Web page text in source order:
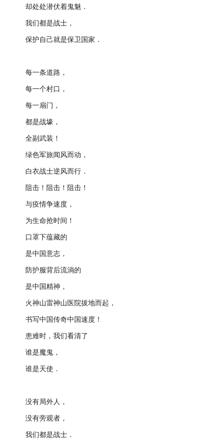
却处处潜伏着鬼魅．
我们都是战士，
保护自己就是保卫国家．
每一条道路，
每一个村口，
每一扇门，
都是战壕，
全副武装！
绿色军旅闻风而动，
白衣战士逆风而行．
阻击！阻击！阻击！
与疫情争速度，
为生命抢时间！
口罩下蕴藏的
是中国意志，
防护服背后流淌的
是中国精神，
火神山雷神山医院拔地而起，
书写中国传奇中国速度！
患难时，我们看清了
谁是魔鬼，
谁是天使．
没有局外人，
没有旁观者，
我们都是战士．